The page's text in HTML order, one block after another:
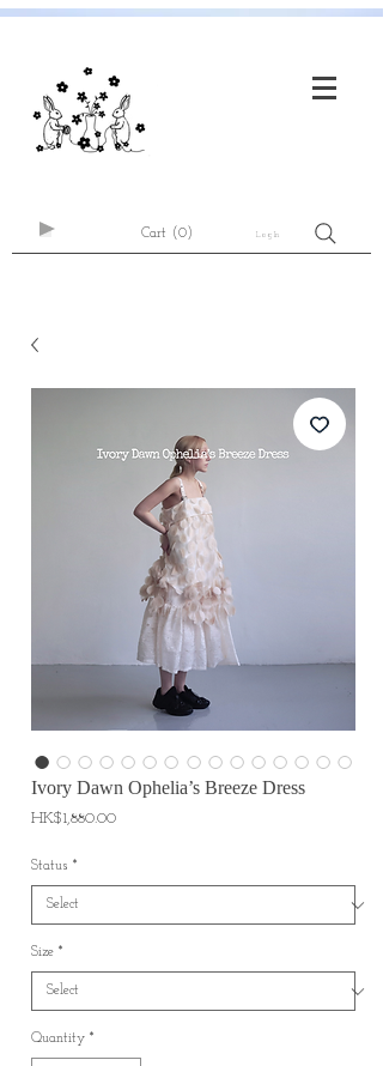
Cart (0) Log In
Ivory Dawn Ophelia’s Breeze Dress
HK$1,880.00Price
Status *
Size *
Quantity *